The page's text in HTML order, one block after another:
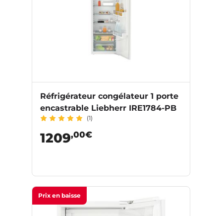
Réfrigérateur congélateur 1 porte
encastrable Liebherr IRE1784-PB
(1)
1209,00€
Prix en baisse